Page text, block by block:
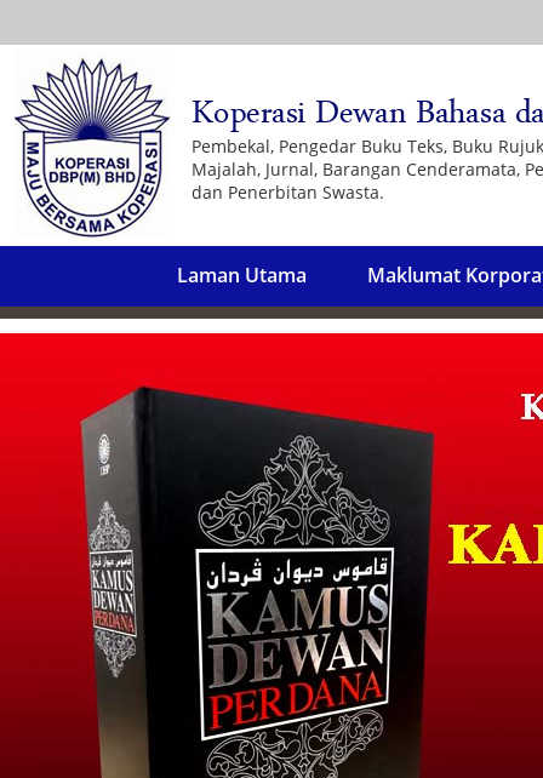
Pembekal, Pengedar Buku Teks, Buku
Majalah, Jurnal, Barangan Cenderamata,
dan Penerbitan Swasta.
Laman Utama Maklumat